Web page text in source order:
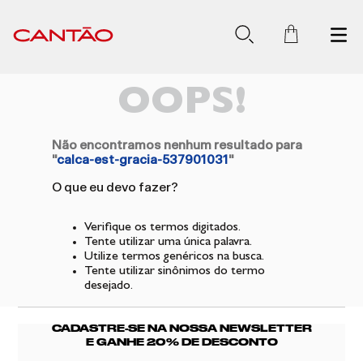
OOPS!
Não encontramos nenhum resultado para
"calca-est-gracia-537901031 "
O que eu devo fazer?
Verifique os termos digitados.
Tente utilizar uma única palavra.
Utilize termos genéricos na busca.
Tente utilizar sinônimos do termo
desejado.
CADASTRE-SE NA NOSSA NEWSLETTER
E GANHE 20% DE DESCONTO